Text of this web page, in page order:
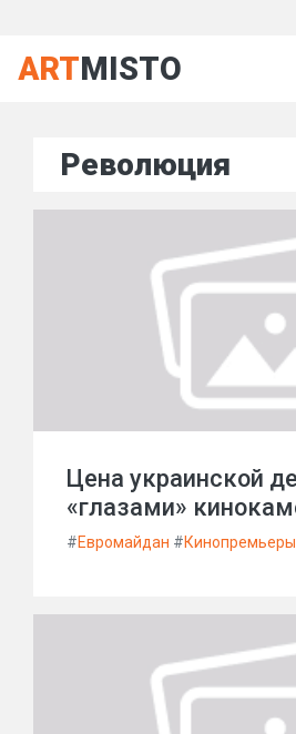
ARTMISTO
Революция
Цена украинской
«глазами»
#Евромайдан #Кинопремьеры